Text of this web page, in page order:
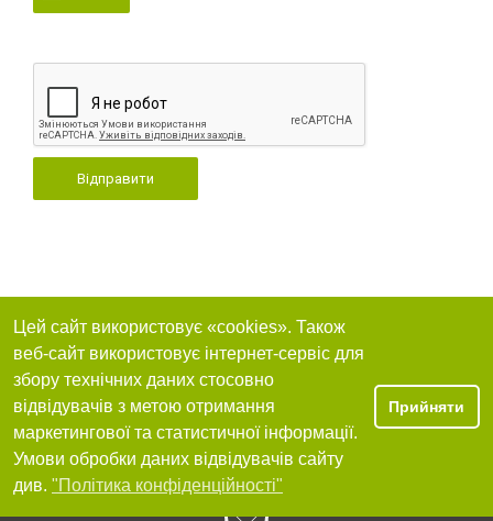
Відправити
Цей сайт використовує «cookies». Також
веб-сайт використовує інтернет-сервіс для
збору технічних даних стосовно
відвідувачів з метою отримання
маркетингової та статистичної інформації.
Умови обробки даних відвідувачів сайту
див. "Політика конфіденційності"
Прийняти